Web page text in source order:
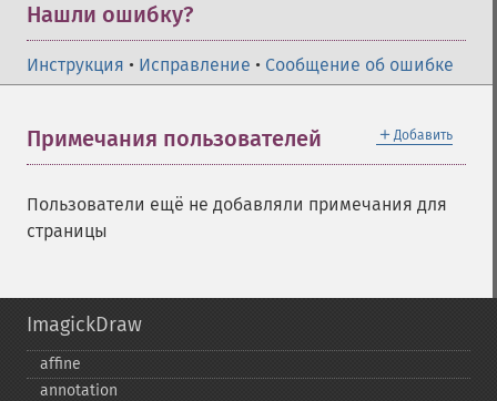
Нашли ошибку?
Инструкция • Исправление • Сообщение об ошибке
＋ Добавить
Примечания пользователей
Пользователи ещё не добавляли примечания для
страницы
ImagickDraw
affine
annotation